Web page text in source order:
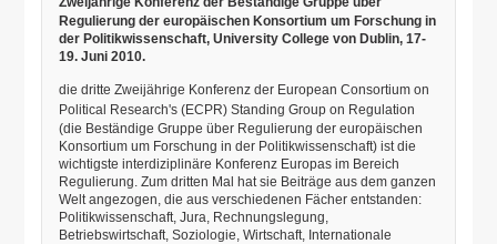
Regulierung der europäischen Konsortium um Forschung in
der Politikwissenschaft, University College von Dublin, 17-
19. Juni 2010.
die dritte Zweijährige Konferenz der European Consortium on
Political Research's (ECPR) Standing Group on Regulation
(die Beständige Gruppe über Regulierung der europäischen
Konsortium um Forschung in der Politikwissenschaft) ist die
wichtigste interdiziplinäre Konferenz Europas im Bereich
Regulierung. Zum dritten Mal hat sie Beiträge aus dem ganzen
Welt angezogen, die aus verschiedenen Fächer entstanden:
Politikwissenschaft, Jura, Rechnungslegung,
Betriebswirtschaft, Soziologie, Wirtschaft, Internationale